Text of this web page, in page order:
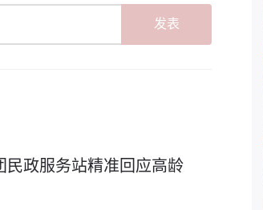
发表
政服务站精准回应高龄